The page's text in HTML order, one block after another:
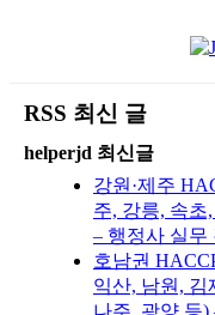
RSS 최신 글
helperjd 최신글
강원·제주
주, 강릉, 속초
– 행정사 실무
호남권
익산, 남원, 김
나주, 광양 등